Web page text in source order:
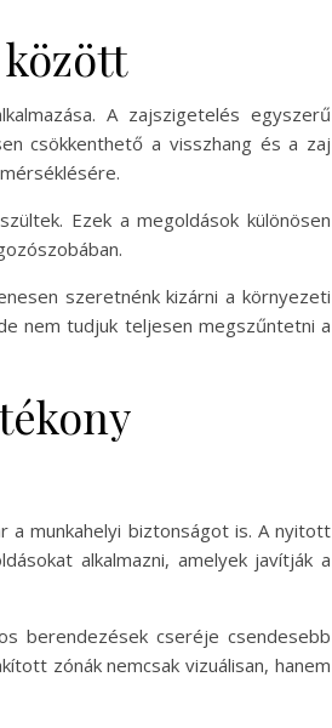
A zajszigetelés egyszerű
csökkenthető a visszhang és a zaj
Ezek a megoldások különösen
szeretnénk kizárni a környezeti
nem tudjuk teljesen megszűntetni a
a munkahelyi biztonságot is. A nyitott
alkalmazni, amelyek javítják a
berendezések cseréje csendesebb
zónák nemcsak vizuálisan, hanem